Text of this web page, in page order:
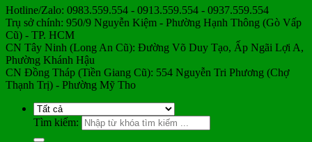
Hotline/Zalo: 0983.559.554 - 0913.559.554 - 0937.559.554
Trụ sở chính: 950/9 Nguyễn Kiệm - Phường Hạnh Thông (Gò Vấp
Cũ) - TP. HCM
CN Tây Ninh (Long An Cũ): Đường Võ Duy Tạo, Ấp Ngãi Lợi A,
Phường Khánh Hậu
CN Đồng Tháp (Tiền Giang Cũ): 554 Nguyễn Tri Phương (Chợ
Thạnh Trị) - Phường Mỹ Tho
Tìm kiếm: